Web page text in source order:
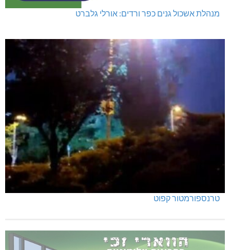
מנהלת אשכול גנים כפר ורדים: אורלי גלברט
טרנספורמטור קפוט